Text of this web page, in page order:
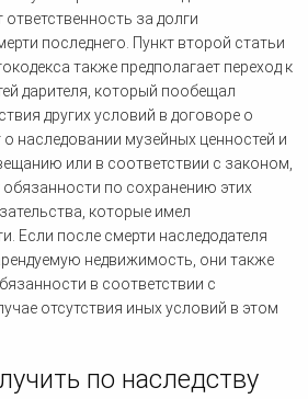
ответственность за долги
последнего. Пункт второй статьи
также предполагает переход к
дарителя, который пообещал
других условий в договоре о
о наследовании музейных ценностей и
или в соответствии с законом,
по сохранению этих
которые имел
Если после смерти наследодателя
недвижимость, они также
в соответствии с
отсутствия иных условий в этом
по наследству